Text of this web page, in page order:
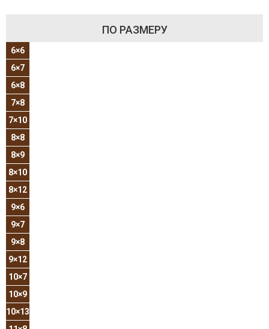
ПО РАЗМЕРУ
6×6
6×7
6×8
7×8
7×10
8×8
8×9
8×10
8×12
9×6
9×7
9×8
9×12
10×7
10×9
10×13